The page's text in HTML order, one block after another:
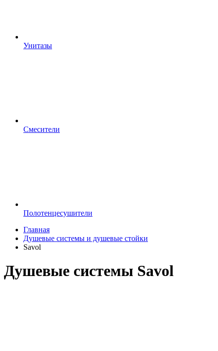
Унитазы
Смесители
Полотенцесушители
Главная
Душевые системы и душевые стойки
Savol
Душевые системы Savol